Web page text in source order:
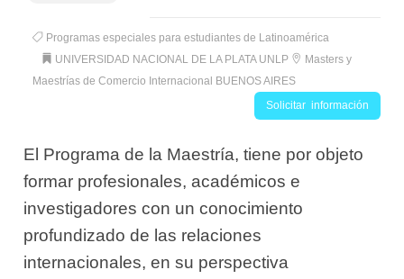
Programas especiales para estudiantes de Latinoamérica
UNIVERSIDAD NACIONAL DE LA PLATA UNLP
Masters y
Maestrías de Comercio Internacional BUENOS AIRES
Solicitar información
El Programa de la Maestría, tiene por objeto
formar profesionales, académicos e
investigadores con un conocimiento
profundizado de las relaciones
internacionales, en su perspectiva